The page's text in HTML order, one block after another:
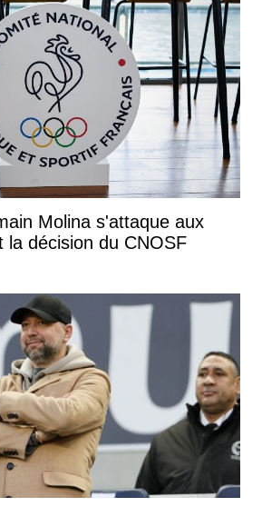
Molina s'attaque aux
la décision du CNOSF